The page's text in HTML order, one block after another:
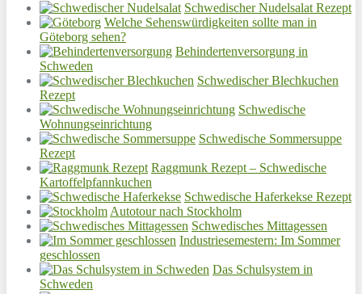
Schwedischer Nudelsalat Rezept
Welche Sehenswürdigkeiten sollte man in
Göteborg sehen?
Behindertenversorgung in
Schweden
Schwedischer Blechkuchen
Rezept
Schwedische
Wohnungseinrichtung
Schwedische Sommersuppe
Rezept
Raggmunk Rezept – Schwedische
Kartoffelpfannkuchen
Schwedische Haferkekse Rezept
Autotour nach Stockholm
Schwedisches Mittagessen
Industriesemestern: Im Sommer
geschlossen
Das Schulsystem in
Schweden